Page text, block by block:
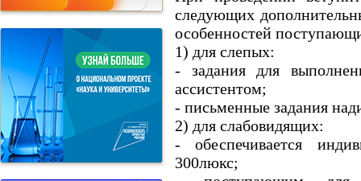
следующих
особенностей
1) для слепых:
- задания для
ассистентом;
- письменные задания
2) для слабовидящих:
- обеспечивается
300люкс;